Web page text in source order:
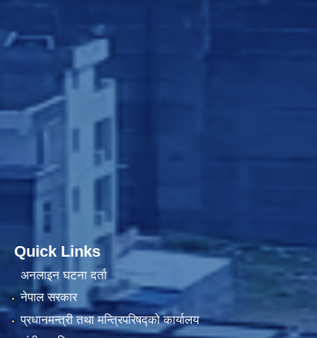
Quick Links
अनलाइन घटना दर्ता
नेपाल सरकार
प्रधानमन्त्री तथा मन्त्रिपरिषद्को कार्यालय